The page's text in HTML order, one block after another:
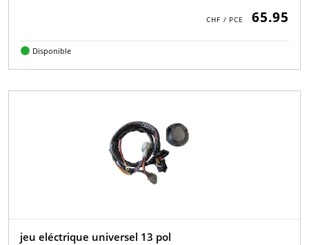
65.95
Disponible
jeu eléctrique universel 13 pol